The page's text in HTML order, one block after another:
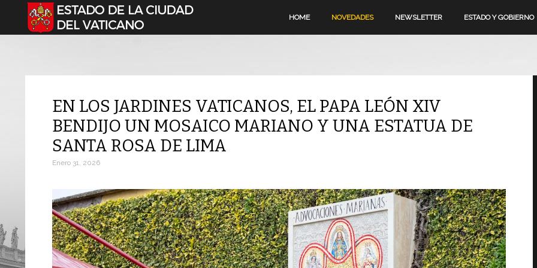
Seleccione su idioma HOME NOVEDADES NEWSLETTER ESTADO Y GOBIERNO
EN LOS JARDINES VATICANOS, EL PAPA LEÓN XIV
BENDIJO UN MOSAICO MARIANO Y UNA ESTATUA DE
SANTA ROSA DE LIMA
Enero 31, 2026